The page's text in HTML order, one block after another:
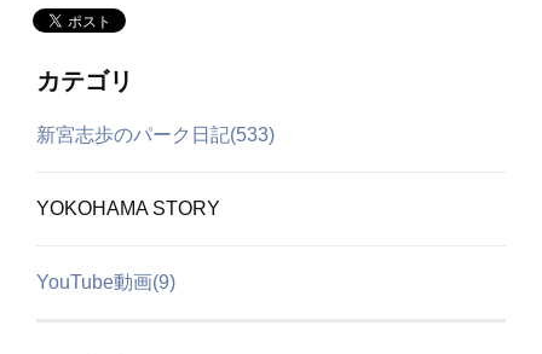
カテゴリ
新宮志歩のパーク日記(533)
YOKOHAMA STORY
YouTube動画(9)